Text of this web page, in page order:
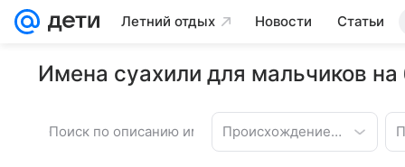
Летний отдых Новости Статьи
Имена суахили для мальчиков на
Происхождение имени